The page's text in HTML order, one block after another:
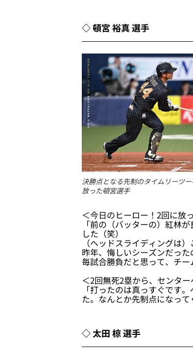
◇ 頓宮 裕真 選手
決勝点となる先制のタイムリーツ
放った頓宮選手
＜今日のヒーロー！2回に放
「前の（バッターの）紅林
した（笑）
（ヘッドスライディングは
昨年、悔しいシーズンだった
毎試合勝負だと思って、チ
＜2回無死2塁から、センタ
「打ったのは真っすぐです
た。なんとか先制点になって
◇ 太田 椋 選手